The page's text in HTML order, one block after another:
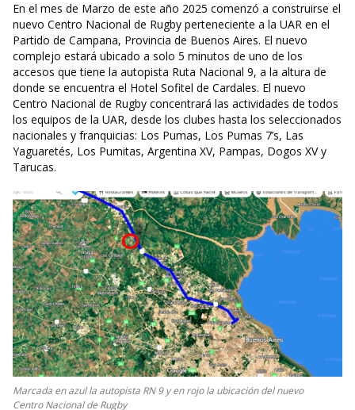
En el mes de Marzo de este año 2025 comenzó a construirse el
nuevo Centro Nacional de Rugby perteneciente a la UAR en el
Partido de Campana, Provincia de Buenos Aires. El nuevo
complejo estará ubicado a solo 5 minutos de uno de los
accesos que tiene la autopista Ruta Nacional 9, a la altura de
donde se encuentra el Hotel Sofitel de Cardales. El nuevo
Centro Nacional de Rugby concentrará las actividades de todos
los equipos de la UAR, desde los clubes hasta los seleccionados
nacionales y franquicias: Los Pumas, Los Pumas 7’s, Las
Yaguaretés, Los Pumitas, Argentina XV, Pampas, Dogos XV y
Tarucas.
Marcada en azul la autopista RN 9 y en rojo la ubicación del nuevo
Centro Nacional de Rugby